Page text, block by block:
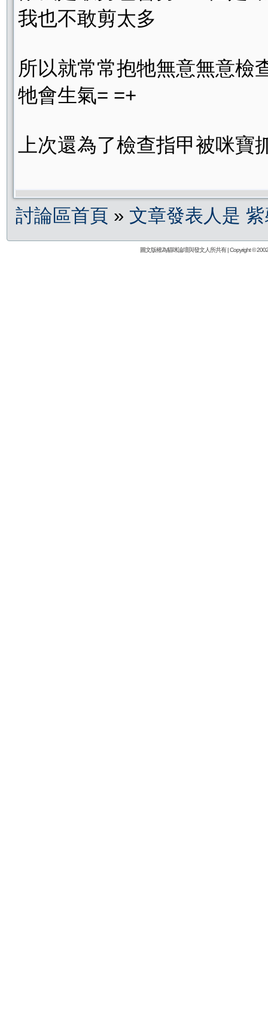
我也不敢剪太多
所以就常常抱牠無意無意
牠會生氣= =+
上次還為了檢查指甲被咪寶
討論區首頁 » 文章發表人是
圖文版權為貓咪論壇與發文人所共有 | Copyright ©